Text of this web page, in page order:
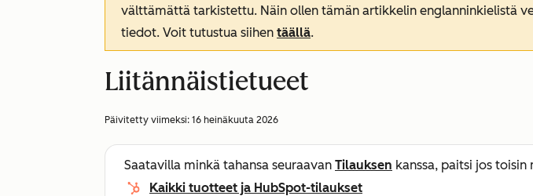
välttämättä tarkistettu. Näin ollen tämän artikkelin englanninkielistä
tiedot. Voit tutustua siihen täällä.
Liitännäistietueet
Päivitetty viimeksi: 16 heinäkuuta 2026
Saatavilla minkä tahansa seuraavan Tilauksen kanssa, paitsi jos toisin
Kaikki tuotteet ja HubSpot-tilaukset